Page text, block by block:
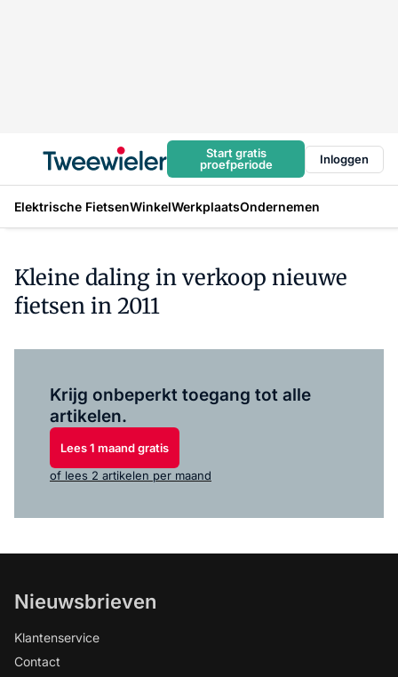
Start gratis
proefperiode
Inloggen
Elektrische FietsenWinkelWerkplaatsOndernemen
Kleine daling in verkoop nieuwe
fietsen in 2011
Krijg onbeperkt toegang tot alle
artikelen.
Lees 1 maand gratis
of lees 2 artikelen per maand
Nieuwsbrieven
Klantenservice
Contact